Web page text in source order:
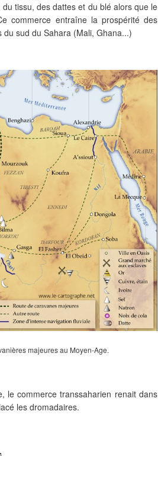
tissu, des dattes et du blé alors que le
commerce entraîne la prospérité des
sud du Sahara (Mali, Ghana...)
majeures au Moyen-Age.
le commerce transsaharien renait dans
les dromadaires.